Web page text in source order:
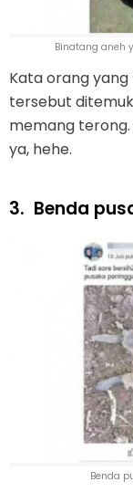
Binatang aneh
Kata orang
tersebut
memang
ya, hehe.
3. Benda
Benda